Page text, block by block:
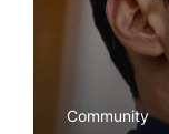
Community